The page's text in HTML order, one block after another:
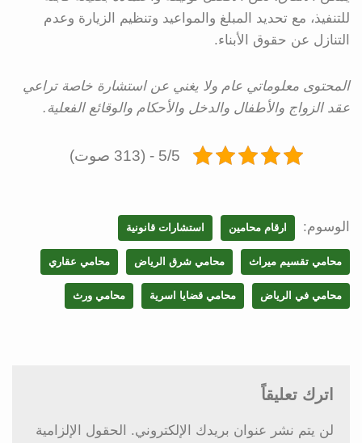
للتنفيذ، مع تحديد المبلغ والمواعيد وتنظيم الزيارة وعدم
التنازل عن حقوق الأبناء.
المحتوى معلوماتي عام ولا يغني عن استشارة خاصة تراعي
عقد الزواج والأطفال والدخل والأحكام والوقائع الفعلية.
5/5 - (313 صوت)
الوسوم: ارقام محامين استشارات قانونية
محامي تقسيم ميراث محامي شرق الرياض محامي عقاري
محامي في الرياض محامي قضايا اسرية محامي ورث
اترك تعليقاً
لن يتم نشر عنوان بريدك الإلكتروني.
الحقول الإلزامية